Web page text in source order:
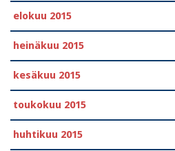
elokuu 2015
heinäkuu 2015
kesäkuu 2015
toukokuu 2015
huhtikuu 2015